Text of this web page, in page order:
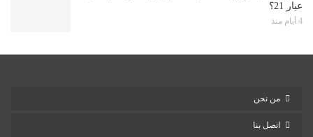
عيار 21؟
4 أيام منذ
من نحن
اتصل بنا